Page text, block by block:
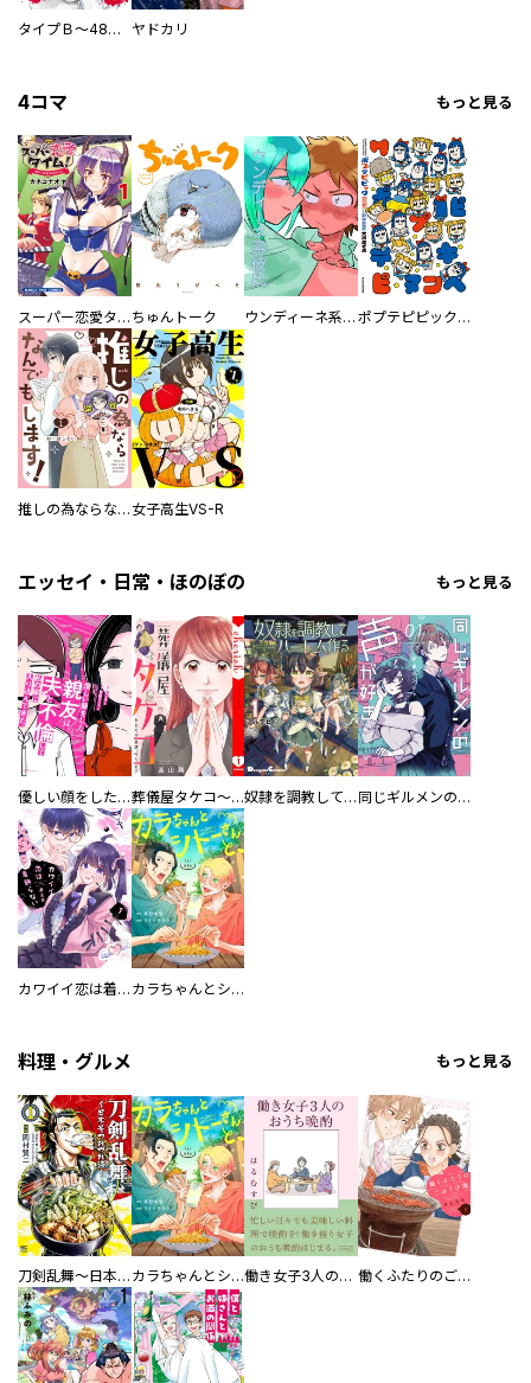
タイプＢ～48時間後、致死率100％～【単話】 ヤドカリ
4コマ もっと見る
スーパー恋愛タイム！～現場でドＳな彼女は自宅でデレる～ ちゅんトーク ウンディーネ系彼氏 ポプテピピック SEASON EIGHT
推しの為ならなんでもします！ 女子高生VS-R
エッセイ・日常・ほのぼの もっと見る
優しい顔をした親友は、夫と不倫して私の家に入り込んできた。 葬儀屋タケコ～あなたの最期、叶えます【電子単行本版】 奴隷を調教してハーレム作る 同じギルメンの声が好き
カワイイ恋は着飾らない カラちゃんとシトーさんと、 【分冊版】
料理・グルメ もっと見る
刀剣乱舞～日本号つれづれ酒～ カラちゃんとシトーさんと、 【分冊版】 働き女子3人のおうち晩酌 働くふたりのごほうび飯